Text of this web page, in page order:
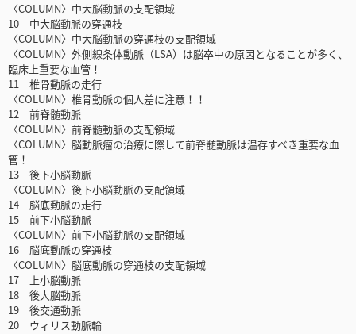
〈COLUMN〉中大脳動脈の支配領域
10 中大脳動脈の穿通枝
〈COLUMN〉中大脳動脈の穿通枝の支配領域
〈COLUMN〉外側線条体動脈（LSA）は脳卒中の原因となることが多く、
臨床上重要な血管！
11 椎骨動脈の走行
〈COLUMN〉椎骨動脈の個人差に注意！！
12 前脊髄動脈
〈COLUMN〉前脊髄動脈の支配領域
〈COLUMN〉脳動脈瘤の治療に際して前脊髄動脈は温存すべき重要な血
管！
13 後下小脳動脈
〈COLUMN〉後下小脳動脈の支配領域
14 脳底動脈の走行
15 前下小脳動脈
〈COLUMN〉前下小脳動脈の支配領域
16 脳底動脈の穿通枝
〈COLUMN〉脳底動脈の穿通枝の支配領域
17 上小脳動脈
18 後大脳動脈
19 後交通動脈
20 ウィリス動脈輪